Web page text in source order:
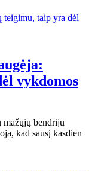
vykdomos
mažųjų bendrijų
kad sausį kasdien